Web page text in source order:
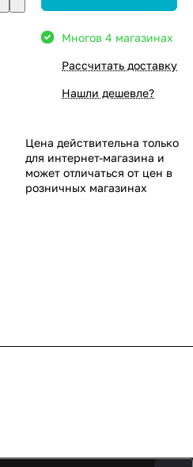
Многов 4 магазинах
Рассчитать доставку
Нашли дешевле?
Цена действительна только
для интернет-магазина и
может отличаться от цен в
розничных магазинах